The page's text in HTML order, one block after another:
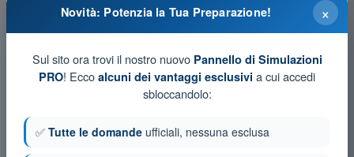
×
Novità: Potenzia la Tua Preparazione!
Sul sito ora trovi il nostro nuovo Pannello di Simulazioni
PRO! Ecco alcuni dei vantaggi esclusivi a cui accedi
sbloccandolo:
✅ Tutte le domande ufficiali, nessuna esclusa